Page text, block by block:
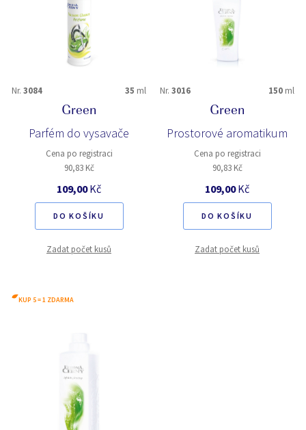
Nr. 3084 35 ml
Green
Parfém do vysavače
Cena po registraci
90,83 Kč
109,00Kč
DO KOŠÍKU
Zadat počet kusů
Nr. 3016 150 ml
Green
Prostorové aromatikum
Cena po registraci
90,83 Kč
109,00Kč
DO KOŠÍKU
Zadat počet kusů
KUP 5 = 1 ZDARMA